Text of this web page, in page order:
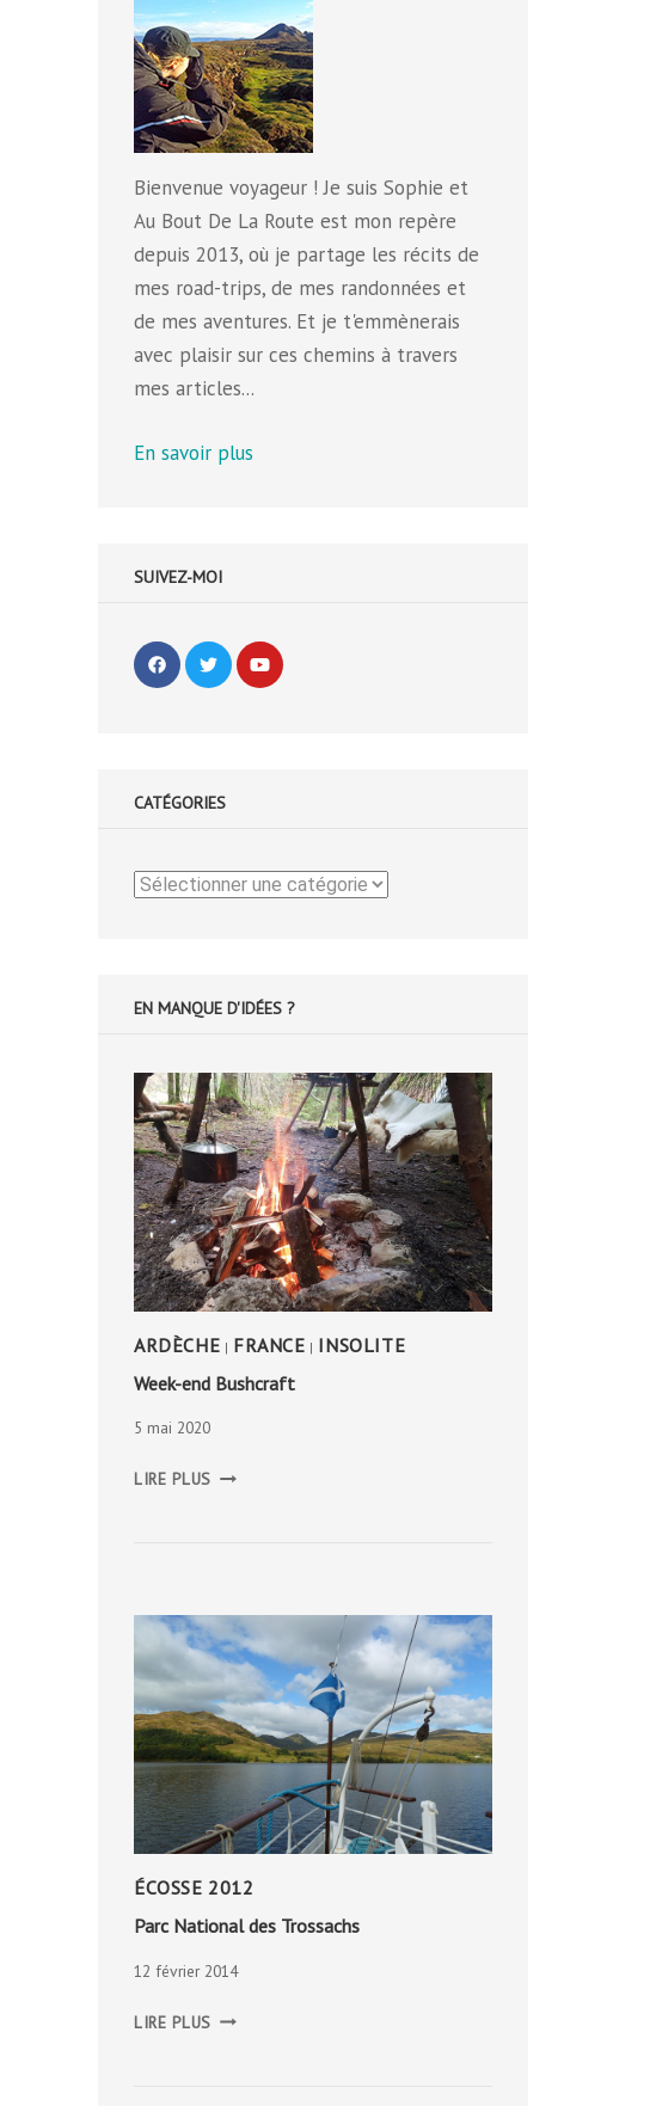
Bienvenue voyageur ! Je suis Sophie et
Au Bout De La Route est mon repère
depuis 2013, où je partage les récits de
mes road-trips, de mes randonnées et
de mes aventures. Et je t'emmènerais
avec plaisir sur ces chemins à travers
mes articles...
En savoir plus
SUIVEZ-MOI
CATÉGORIES
Catégories
EN MANQUE D'IDÉES ?
ARDÈCHE | FRANCE | INSOLITE
Week-end Bushcraft
5 mai 2020
LIRE PLUS END
ÉCOSSE 2012
Parc National des Trossachs
12 février 2014
LIRE PLUS NATIONAL